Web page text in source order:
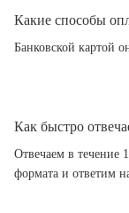
Какие способы
Банковской картой
Как быстро
Отвечаем в течение
формата и ответим